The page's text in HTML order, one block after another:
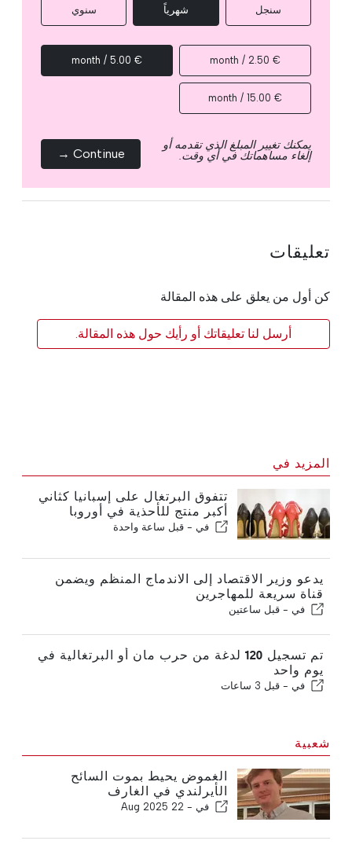
سنجل شهرياً سنوي
€ 2.50 / month
€ 5.00 / month
€ 15.00 / month
يمكنك تغيير المبلغ الذي تقدمه أو
إلغاء مساهماتك في أي وقت. Continue →
تعليقات
كن أول من يعلق على هذه المقالة
أرسل لنا تعليقاتك أو رأيك حول هذه المقالة.
المزيد في
تتفوق البرتغال على إسبانيا كثاني
أكبر منتج للأحذية في أوروبا
في - قبل ساعة واحدة
يدعو وزير الاقتصاد إلى الاندماج المنظم ويضمن
قناة سريعة للمهاجرين
في - قبل ساعتين
تم تسجيل 120 لدغة من حرب مان أو البرتغالية في
يوم واحد
في - قبل 3 ساعات
شعبية
الغموض يحيط بموت السائح
الأيرلندي في الغارف
في - 22 Aug 2025